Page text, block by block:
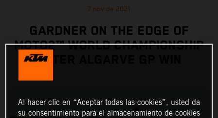
7 nov de 2021
GARDNER ON THE EDGE OF
MOTO2™ WORLD CHAMPIONSHIP
AFTER ALGARVE GP WIN
Al hacer clic en “Aceptar todas las cookies”, usted da
su consentimiento para el almacenamiento de cookies